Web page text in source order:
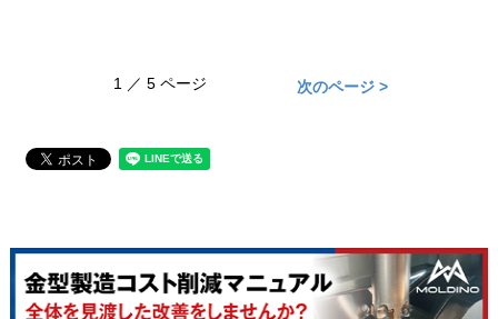
1 ／ 5 ページ 次のページ >